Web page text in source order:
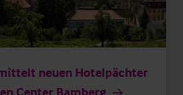
neuen Hotelpächter
Center Bamberg